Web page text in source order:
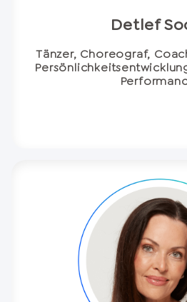
Detlef
Tänzer, Choreograf,